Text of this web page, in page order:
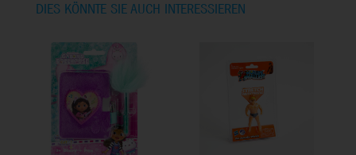
DIES KÖNNTE SIE AUCH INTERESSIEREN